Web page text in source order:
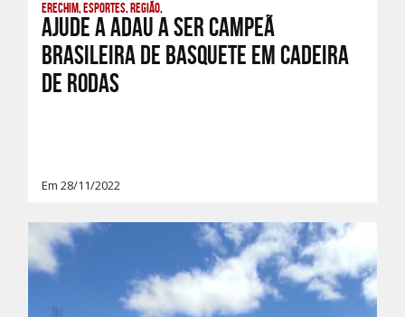
Erechim, Esportes, Região,
Ajude a ADAU a ser Campeã
Brasileira de Basquete em Cadeira
de Rodas
Em 28/11/2022